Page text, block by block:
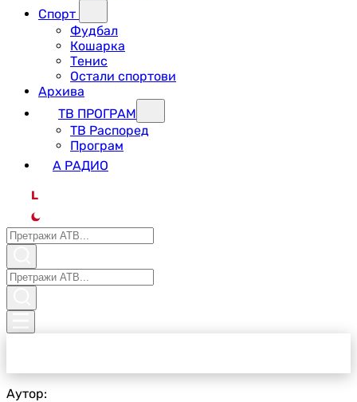
Спорт
Фудбал
Кошарка
Тенис
Остали спортови
Архива
ТВ ПРОГРАМ
ТВ Распоред
Програм
А РАДИО
L
Аутор: